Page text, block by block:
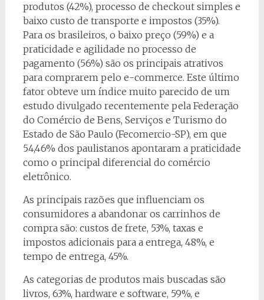
produtos (42%), processo de checkout simples e
baixo custo de transporte e impostos (35%).
Para os brasileiros, o baixo preço (59%) e a
praticidade e agilidade no processo de
pagamento (56%) são os principais atrativos
para comprarem pelo e-commerce. Este último
fator obteve um índice muito parecido de um
estudo divulgado recentemente pela Federação
do Comércio de Bens, Serviços e Turismo do
Estado de São Paulo (Fecomercio-SP), em que
54,46% dos paulistanos apontaram a praticidade
como o principal diferencial do comércio
eletrônico.
As principais razões que influenciam os
consumidores a abandonar os carrinhos de
compra são: custos de frete, 53%, taxas e
impostos adicionais para a entrega, 48%, e
tempo de entrega, 45%.
As categorias de produtos mais buscadas são
livros, 63%, hardware e software, 59%, e